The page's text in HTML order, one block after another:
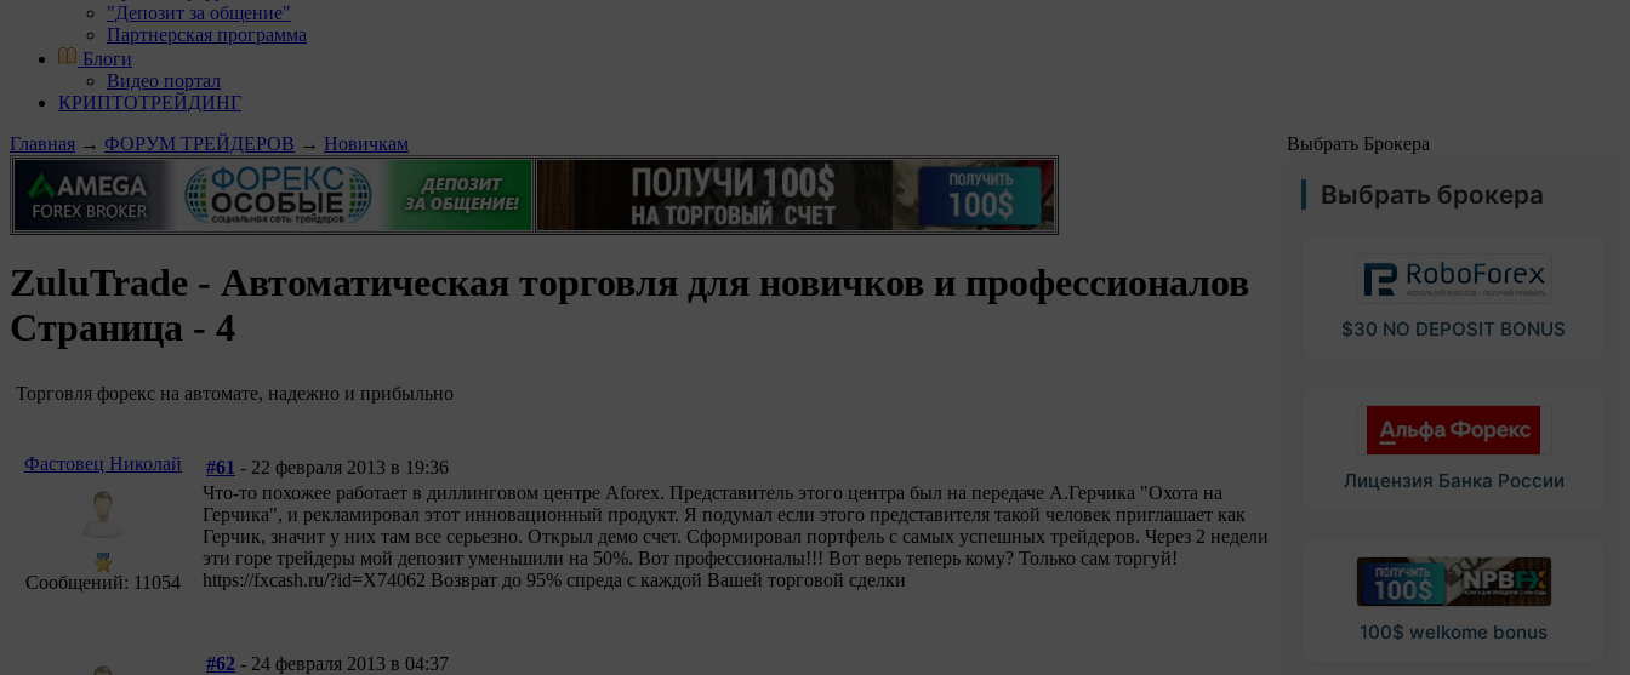
"Депозит за общение"
Партнерская программа
Блоги
Видео портал
КРИПТОТРЕЙДИНГ
Главная → ФОРУМ ТРЕЙДЕРОВ → Новичкам
ZuluTrade - Автоматическая торговля для новичков и профессионалов
Страница - 4
Торговля форекс на автомате, надежно и прибыльно
Фастовец Николай
Сообщений: 11054
#61 - 22 февраля 2013 в 19:36
Что-то похожее работает в диллинговом центре Аforex. Представитель этого центра был на передаче А.Герчика "Охота на
Герчика", и рекламировал этот инновационный продукт. Я подумал если этого представителя такой человек приглашает как
Герчик, значит у них там все серьезно. Открыл демо счет. Сформировал портфель с самых успешных трейдеров. Через 2 недели
эти горе трейдеры мой депозит уменьшили на 50%. Вот профессионалы!!! Вот верь теперь кому? Только сам торгуй!
https://fxcash.ru/?id=X74062 Возврат до 95% спреда с каждой Вашей торговой сделки
#62 - 24 февраля 2013 в 04:37
Выбрать Брокера
Выбрать брокера
$30 NO DEPOSIT BONUS
Лицензия Банка России
100$ welkome bonus